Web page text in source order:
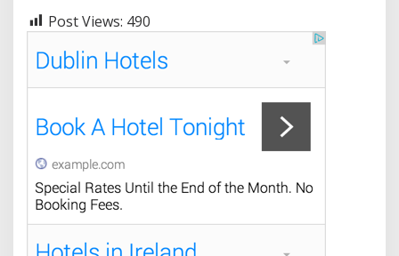
Post Views: 490